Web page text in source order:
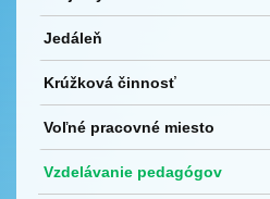
Jedáleň
Krúžková činnosť
Voľné pracovné miesto
Vzdelávanie pedagógov